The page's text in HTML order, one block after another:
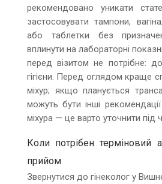
рекомендовано уникати
застосовувати тампони,
або таблетки без
вплинути на лабораторні
перед візитом не потрібне:
гігієни. Перед оглядом краще
міхур; якщо планується
можуть бути інші
міхура — це варто уточнити під
Коли потрібен терміновий
прийом
Звернутися до гінеколог у